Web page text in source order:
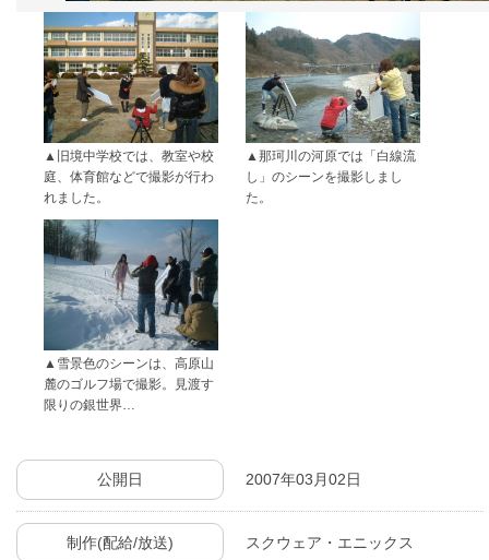
旧境中学校では、教室や校
庭、体育館などで撮影が行わ
れました。
那珂川の河原では「白線流
し」のシーンを撮影しまし
た。
雪景色のシーンは、高原山
麓のゴルフ場で撮影。見渡す
限りの銀世界…
公開日 2007年03月02日
制作(配給/放送) スクウェア・エニックス